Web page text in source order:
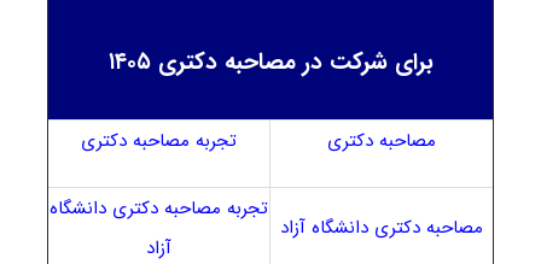
برای شرکت در مصاحبه دکتری ۱۴۰۵
مصاحبه دکتری تجربه مصاحبه دکتری
مصاحبه دکتری دانشگاه آزاد
تجربه مصاحبه دکتری دانشگاه
آزاد